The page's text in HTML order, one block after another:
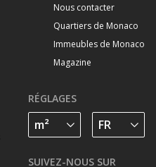
Nous contacter
Quartiers de Monaco
Immeubles de Monaco
Magazine
RÉGLAGES
SUIVEZ-NOUS SUR